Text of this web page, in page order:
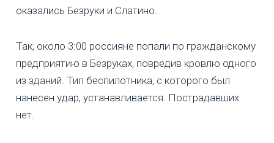
оказались Безруки и Слатино.
Так, около 3:00 россияне попали по гражданскому
предприятию в Безруках, повредив кровлю одного
из зданий. Тип беспилотника, с которого был
нанесен удар, устанавливается. Пострадавших
нет.